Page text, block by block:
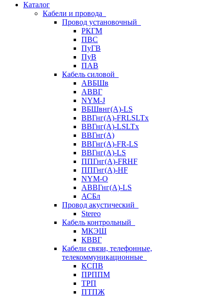
Каталог
Кабели и провода
Провод установочный
РКГМ
ПВС
ПуГВ
ПуВ
ПАВ
Кабель силовой
АВБШв
АВВГ
NYM-J
ВБШвнг(А)-LS
ВВГнг(A)-FRLSLTx
ВВГнг(A)-LSLTx
ВВГнг(А)
ВВГнг(А)-FR-LS
ВВГнг(А)-LS
ППГнг(А)-FRHF
ППГнг(А)-HF
NYM-O
АВВГнг(А)-LS
АСБл
Провод акустический
Stereo
Кабель контрольный
МКЭШ
КВВГ
Кабели связи, телефонные,
телекоммуникационные
КСПВ
ПРППМ
ТРП
ПТПЖ